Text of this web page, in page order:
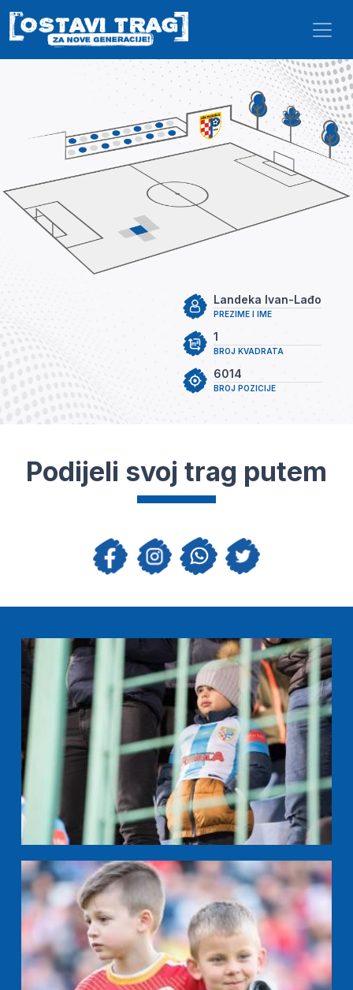
Skip to main content
PREZIME I IME
Landeka Ivan-Lađo
BROJ KVADRATA
1
BROJ POZICIJE
6014
Podijeli svoj trag putem